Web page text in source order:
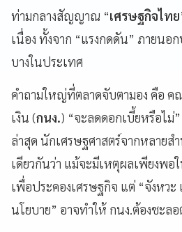
ท่ามกลางสัญญาณ “เศรษฐกิจไทย
เนื่อง ทั้งจาก “แรงกดดัน” ภายนอ
บางในประเทศ
คำถามใหญ่ที่ตลาดจับตามอง คือ ค
เงิน (กนง.) “จะลดดอกเบี้ยหรือไม่
ล่าสุด นักเศรษฐศาสตร์จากหลายส
เดียวกันว่า แม้จะมีเหตุผลเพียงพอ
เพื่อประคองเศรษฐกิจ แต่ “จังหวะ
นโยบาย” อาจทำให้ กนง.ต้องชะล